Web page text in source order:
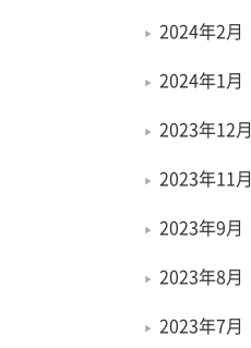
2024年2月
2024年1月
2023年12月
2023年11月
2023年9月
2023年8月
2023年7月